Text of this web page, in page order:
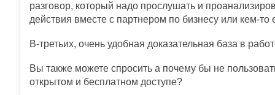
разговор, который надо прослушать и
действия вместе с партнером по бизнесу или кем-то
В-третьих, очень удобная доказательная база в
Вы также можете спросить а почему бы не
открытом и бесплатном доступе?